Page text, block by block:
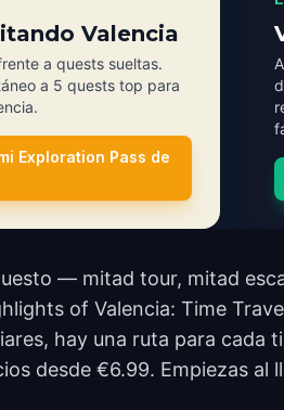
Valencia
a quests sueltas.
a 5 quests top para
Exploration Pass de
— mitad tour, mitad
of Valencia: Time
hay una ruta para cada
desde €6.99. Empiezas